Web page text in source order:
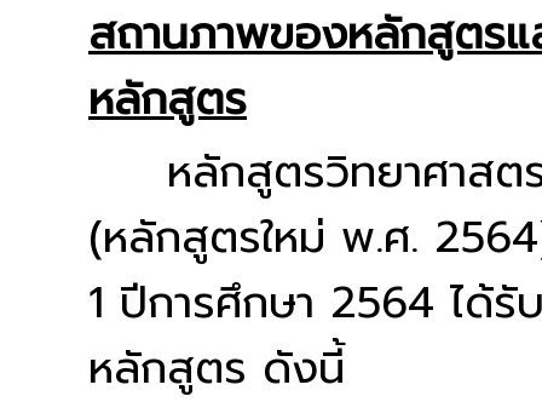
สถานภาพของหลักสูตร
หลักสูตร
หลักสูตรวิทยาศาสต
(หลักสูตรใหม่ พ.ศ.
1 ปีการศึกษา 2564 ได้
หลักสูตร ดังนี้